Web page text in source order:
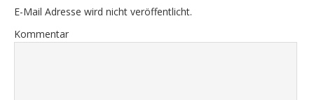
E-Mail Adresse wird nicht veröffentlicht.
Kommentar